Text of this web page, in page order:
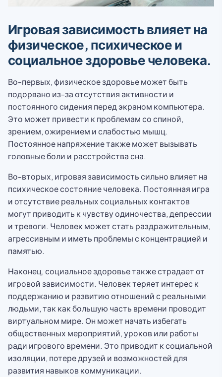
Игровая зависимость влияет на
физическое, психическое и
социальное здоровье человека.
Во-первых, физическое здоровье может быть
подорвано из-за отсутствия активности и
постоянного сидения перед экраном компьютера.
Это может привести к проблемам со спиной,
зрением, ожирением и слабостью мышц.
Постоянное напряжение также может вызывать
головные боли и расстройства сна.
Во-вторых, игровая зависимость сильно влияет на
психическое состояние человека. Постоянная игра
и отсутствие реальных социальных контактов
могут приводить к чувству одиночества, депрессии
и тревоги. Человек может стать раздражительным,
агрессивным и иметь проблемы с концентрацией и
памятью.
Наконец, социальное здоровье также страдает от
игровой зависимости. Человек теряет интерес к
поддержанию и развитию отношений с реальными
людьми, так как большую часть времени проводит
виртуальном мире. Он может начать избегать
общественных мероприятий, уроков или работы
ради игрового времени. Это приводит к социальной
изоляции, потере друзей и возможностей для
развития навыков коммуникации.